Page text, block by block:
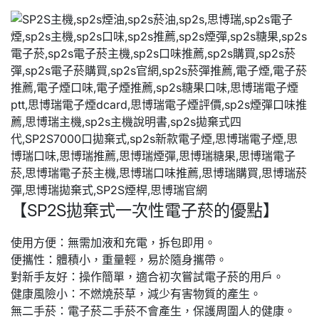
【SP2S拋棄式一次性電子菸的優點】
使用方便：無需加液和充電，拆包即用。
便攜性：體積小，重量輕，易於隨身攜帶。
對新手友好：操作簡單，適合初次嘗試電子菸的用戶。
健康風險小：不燃燒菸草，減少有害物質的產生。
無二手菸：電子菸二手菸不會產生，保護周圍人的健康。